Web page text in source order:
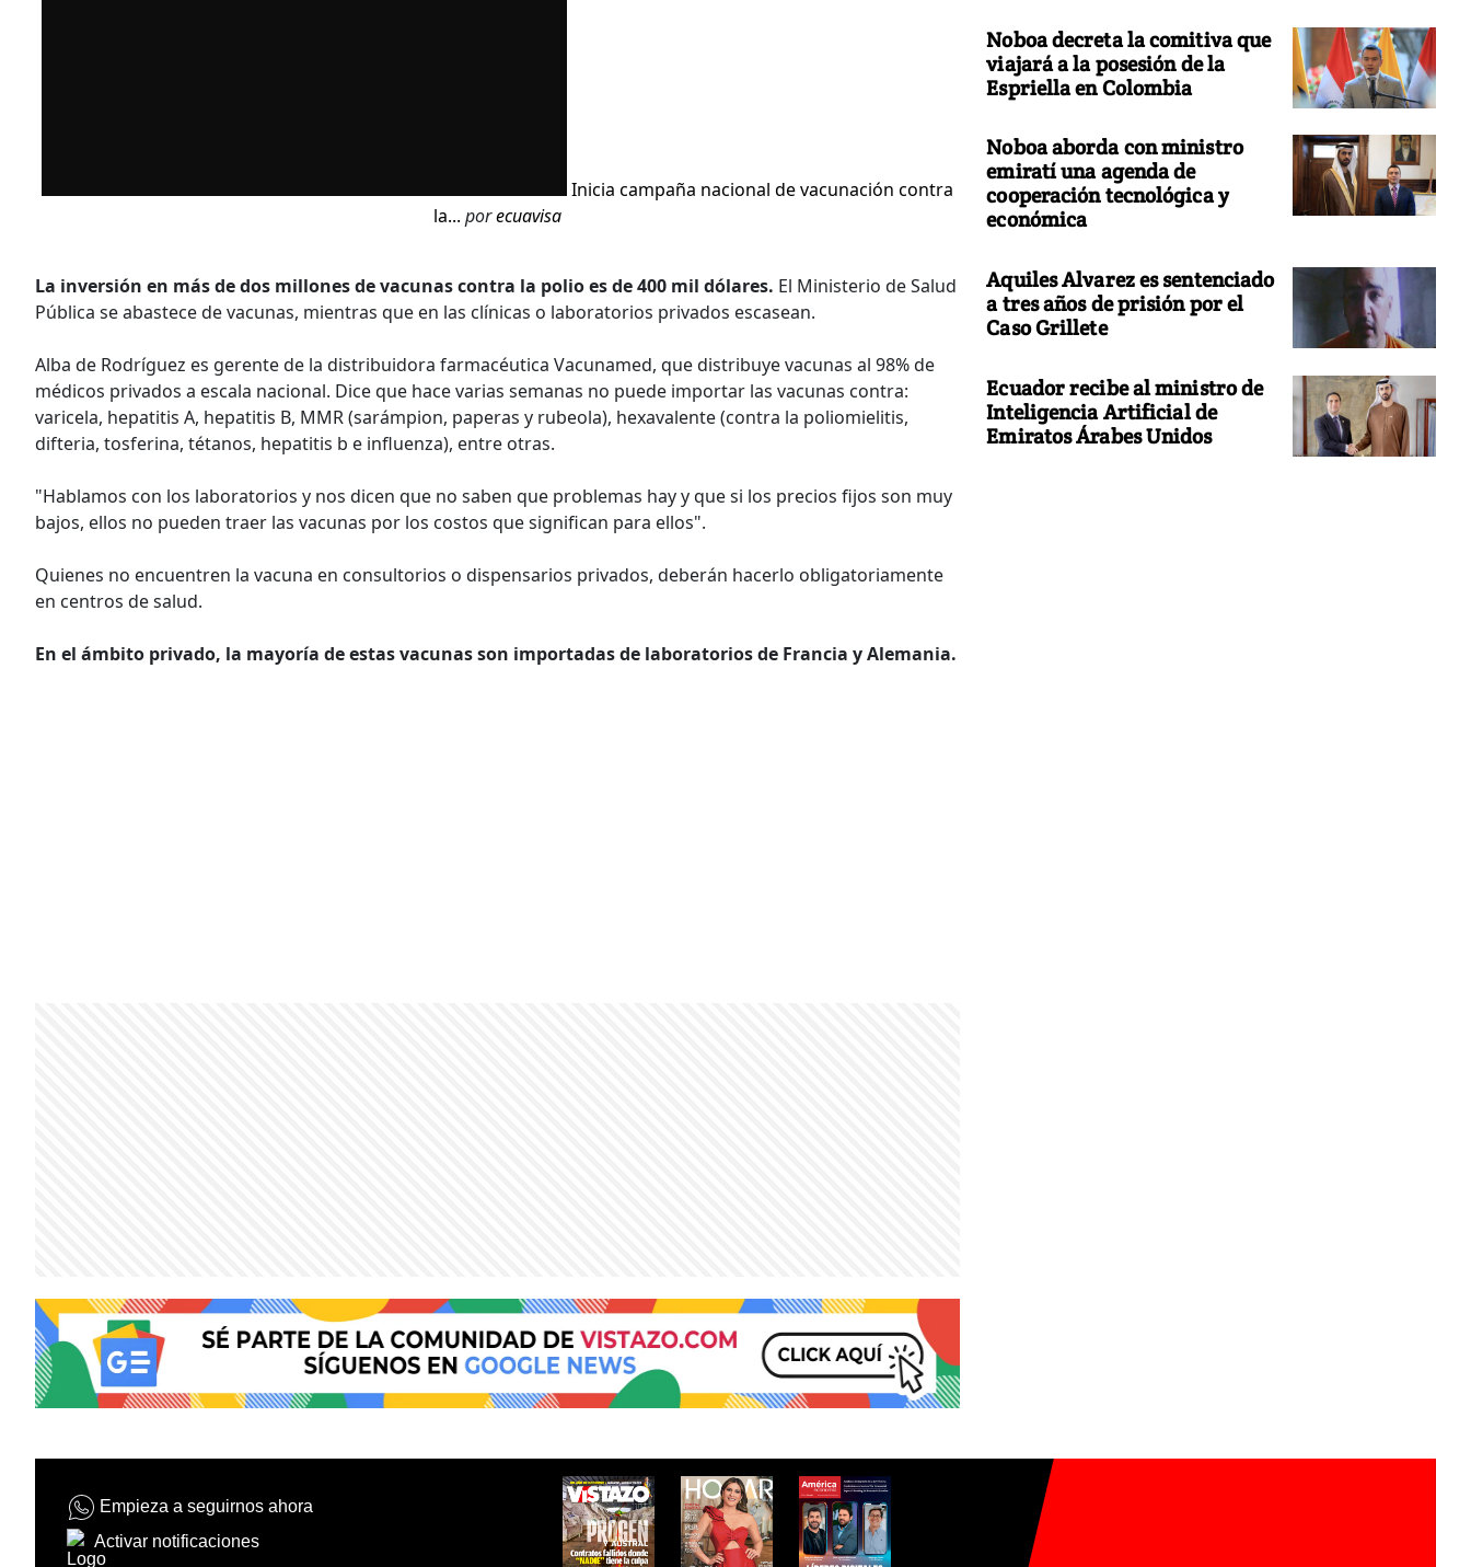
Inicia campaña nacional de vacunación contra
la... porecuavisa
La inversión en más de dos millones de vacunas contra la polio es de 400 mil dólares. El Ministerio de Salud
Pública se abastece de vacunas, mientras que en las clínicas o laboratorios privados escasean.
Alba de Rodríguez es gerente de la distribuidora farmacéutica Vacunamed, que distribuye vacunas al 98% de
médicos privados a escala nacional. Dice que hace varias semanas no puede importar las vacunas contra:
varicela, hepatitis A, hepatitis B, MMR (sarámpion, paperas y rubeola), hexavalente (contra la poliomielitis,
difteria, tosferina, tétanos, hepatitis b e influenza), entre otras.
"Hablamos con los laboratorios y nos dicen que no saben que problemas hay y que si los precios fijos son muy
bajos, ellos no pueden traer las vacunas por los costos que significan para ellos".
Quienes no encuentren la vacuna en consultorios o dispensarios privados, deberán hacerlo obligatoriamente
en centros de salud.
En el ámbito privado, la mayoría de estas vacunas son importadas de laboratorios de Francia y Alemania.
Noboa decreta la comitiva que
viajará a la posesión de la
Espriella en Colombia
Noboa aborda con ministro
emiratí una agenda de
cooperación tecnológica y
económica
Aquiles Alvarez es sentenciado
a tres años de prisión por el
Caso Grillete
Ecuador recibe al ministro de
Inteligencia Artificial de
Emiratos Árabes Unidos
Empieza a seguirnos ahora
Activar notificaciones